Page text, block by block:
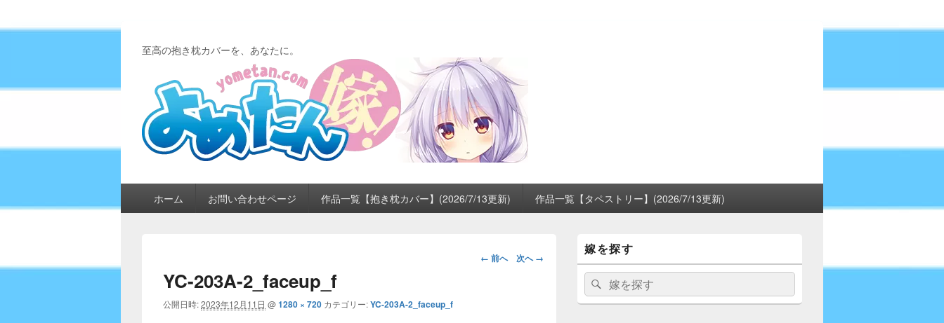
至高の抱き枕カバーを、あなたに。
イ
ュ
ホーム お問い合わせページ 作品一覧【抱き枕カバー】(2026/7/13更新) 作品一覧【タペストリー】(2026/7/13更新)
画
← 前へ 次へ →
YC-203A-2_faceup_f
公開日時:2023年12月11日 @1280 × 720 カテゴリー:YC-203A-2_faceup_f
イ
ン
サ
ド
嫁を探す
検
索:
検
索